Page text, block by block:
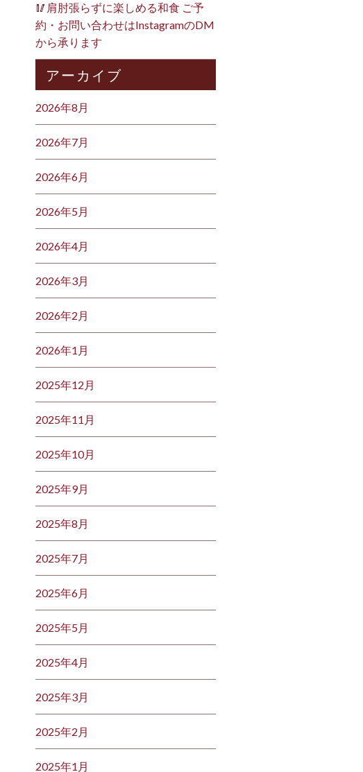
🥢肩肘張らずに楽しめる和食 ご予
約・お問い合わせはInstagramのDM
から承ります ⁡
アーカイブ
2026年8月
2026年7月
2026年6月
2026年5月
2026年4月
2026年3月
2026年2月
2026年1月
2025年12月
2025年11月
2025年10月
2025年9月
2025年8月
2025年7月
2025年6月
2025年5月
2025年4月
2025年3月
2025年2月
2025年1月